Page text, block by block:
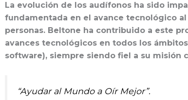
La evolución de los audífonos ha sido
fundamentada en el avance tecnológico
personas. Beltone ha contribuido a este
avances tecnológicos en todos los
software), siempre siendo fiel a su misión
“Ayudar al Mundo a Oír Mejor”.